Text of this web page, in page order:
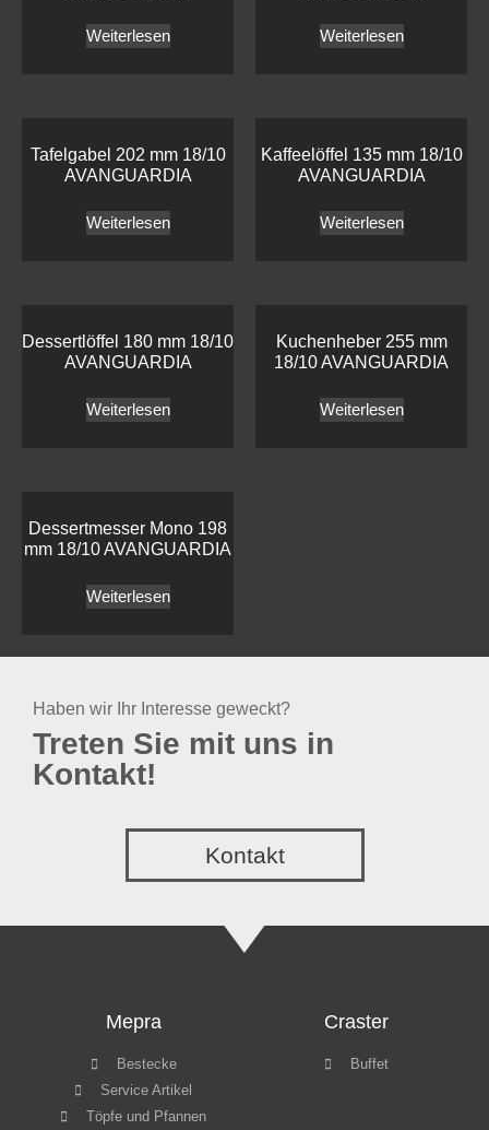
Weiterlesen Weiterlesen
Tafelgabel 202 mm 18/10
AVANGUARDIA
Weiterlesen
Kaffeelöffel 135 mm 18/10
AVANGUARDIA
Weiterlesen
Dessertlöffel 180 mm 18/10
AVANGUARDIA
Weiterlesen
Kuchenheber 255 mm
18/10 AVANGUARDIA
Weiterlesen
Dessertmesser Mono 198
mm 18/10 AVANGUARDIA
Weiterlesen
Haben wir Ihr Interesse geweckt?
Treten Sie mit uns in
Kontakt!
Kontakt
Mepra
Bestecke
Service Artikel
Töpfe und Pfannen
Craster
Buffet